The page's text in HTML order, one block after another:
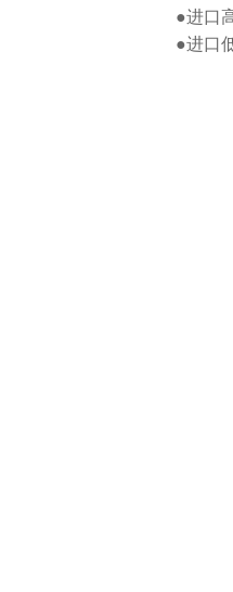
●进口
●进口